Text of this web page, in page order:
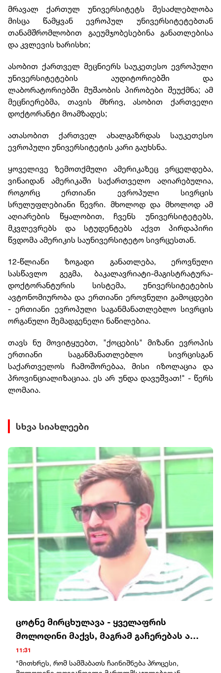
მრავალ ქართულ უნივერსიტეტს შესაძლებლობა
მისცა წამყვან ევროპულ უნივერსიტეტებთან
თანამშრომლობით გაეუმჯობესებინა განათლებისა
და კვლევის ხარისხი;
ასობით ქართველ მეცნიერს საუკეთესო ევროპული
უნივერსიტეტების აუდიტორიებში და
ლაბორატორიებში მუშაობის პირობები შეუქმნა; ამ
მეცნიერებმა, თავის მხრივ, ასობით ქართველი
დოქტორანტი მოამზადეს;
ათასობით ქართველ ახალგაზრდას საუკეთესო
ევროპული უნივერსიტეტის კარი გაუხსნა.
ყოველივე ზემოთქმული ამერიკაზეც ვრცელდება,
ვინაიდან ამერიკაში საქართველო აღიარებულია,
როგორც ერთიანი ევროპული სივრცის
სრულუფლებიანი წევრი. მხოლოდ და მხოლოდ ამ
აღიარების წყალობით, ჩვენს უნივერსიტეტებს,
მკვლევრებს და სტუდენტებს აქვთ პირდაპირი
წვდომა ამერიკის საუნივერსიტეტო სივრცესთან.
12-წლიანი ზოგადი განათლება, ეროვნული
სასწავლო გეგმა, ბაკალავრიატი-მაგისტრატურა-
დოქტორანტურის სისტემა, უნივერსიტეტების
ავტონომიურობა და ერთიანი ეროვნული გამოცდები
- ერთიანი ევროპული საგანმანათლებლო სივრცის
ორგანული შემადგენელი ნაწილებია.
თავს ნუ მოვიტყუებთ, "ქოცების" მიზანი ევროპის
ერთიანი საგანმანათლებლო სივრცისგან
საქართველოს ჩამოშორებაა, მისი იზოლაცია და
პროვინციალიზაციაა. ეს არ უნდა დავუშვათ!" - წერს
ლომაია.
სხვა სიახლეები
ცოტნე მირცხულავა - ყველაფრის
მოლოდინი მაქვს, მაგრამ გაჩერებას არ
ვაპირებ
11:31
"მითხრეს, რომ სამშაბათს ჩაინიშნება პროცესი,